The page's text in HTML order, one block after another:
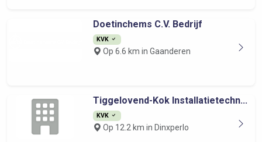
Doetinchems C.V. Bedrijf
KVK
Op 6.6 km in Gaanderen
Tiggelovend-Kok Installatietechn...
KVK
Op 12.2 km in Dinxperlo